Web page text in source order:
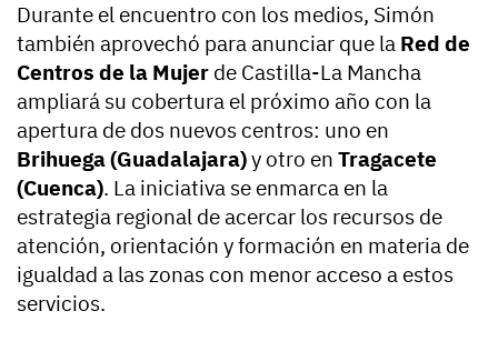
Durante el encuentro con los medios, Simón
también aprovechó para anunciar que la Red de
Centros de la Mujer de Castilla-La Mancha
ampliará su cobertura el próximo año con la
apertura de dos nuevos centros: uno en
Brihuega (Guadalajara)y otro en Tragacete
(Cuenca). La iniciativa se enmarca en la
estrategia regional de acercar los recursos de
atención, orientación y formación en materia de
igualdad a las zonas con menor acceso a estos
servicios.